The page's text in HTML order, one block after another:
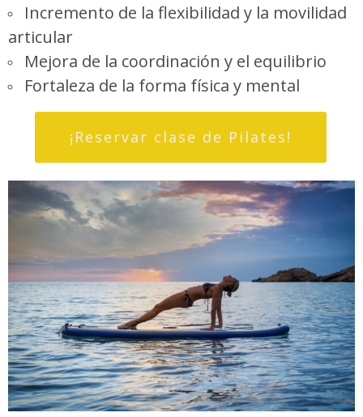
Incremento de la flexibilidad y la movilidad
articular
Mejora de la coordinación y el equilibrio
Fortaleza de la forma física y mental
¡Reservar clase de Pilates!